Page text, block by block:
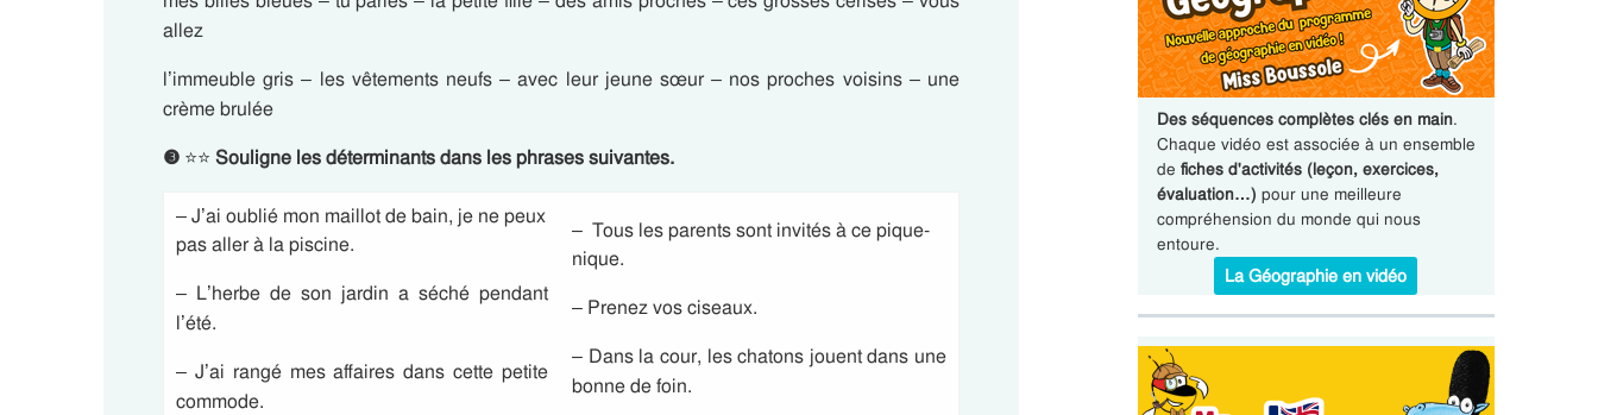
allez
l’immeuble gris – les vêtements neufs – avec leur jeune sœur – nos proches voisins – une
crème brulée
❸ ⭐⭐ Souligne les déterminants dans les phrases suivantes.
– J’ai oublié mon maillot de bain, je ne peux
pas aller à la piscine.
– L’herbe de son jardin a séché pendant
l’été.
– J’ai rangé mes affaires dans cette petite
commode.
– Tous les parents sont invités à ce pique-
nique.
– Prenez vos ciseaux.
– Dans la cour, les chatons jouent dans une
bonne de foin.
Des séquences complètes clés en main.
Chaque vidéo est associée à un ensemble
de fiches d'activités (leçon, exercices,
évaluation…) pour une meilleure
compréhension du monde qui nous
entoure.
La Géographie en vidéo